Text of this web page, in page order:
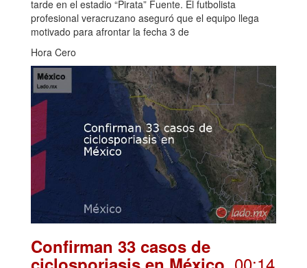
tarde en el estadio “Pirata” Fuente. El futbolista
profesional veracruzano aseguró que el equipo llega
motivado para afrontar la fecha 3 de
Hora Cero
Confirman 33 casos de